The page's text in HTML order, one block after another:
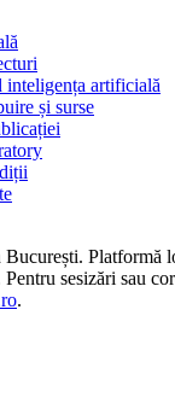
artificială
și surse
. Platformă
Pentru sesizări sau
.